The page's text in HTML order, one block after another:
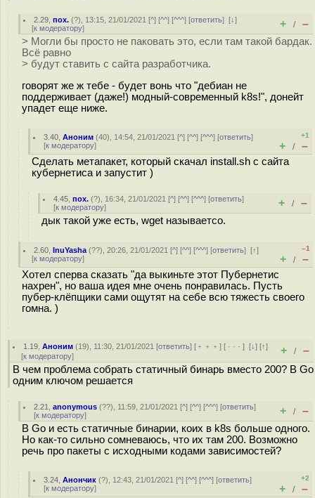
2.29 ,пох. (?), 13:15, 21/01/2021 [^] [^^] [^^^] [ответить][↓]
[к модератору] + / –
> Могли бы просто не паковать это, если там такой бардак.
Всё равно
> будут ставить с сайта разработчика.
говорят же ж тебе - будет вонь что "дебиан не
поддерживает (даже!) модный-современный k8s!", донейт
упадет еще ниже.
3.40 ,Аноним (40), 14:54, 21/01/2021 [^] [^^] [^^^] [ответить]
[к модератору]
+1
+ / –
Сделать метапакет, который скачал install.sh с сайта
кубернетиса и запустит )
4.45 ,пох. (?), 16:34, 21/01/2021 [^] [^^] [^^^] [ответить]
[к модератору] + / –
дык такой уже есть, wget называетсо.
2.60 ,InuYasha (??), 20:26, 21/01/2021 [^] [^^] [^^^] [ответить][↑]
[к модератору]
–1
+ / –
Хотел сперва сказать "да выкиньте этот Пубернетис
нахрен", но ваша идея мне очень понравилась. Пусть
пубер-клёпщики сами ощутят на себе всю тяжесть своего
гомна. )
1.19 ,Аноним (19), 11:30, 21/01/2021 [ответить] [ ﹢﹢﹢] [ · · ·][↓] [↑]
[к модератору] + / –
В чем проблема собрать статичный бинарь вместо 200? В Go
одним ключом решается
2.21 ,anonymous (??), 11:59, 21/01/2021 [^] [^^] [^^^] [ответить]
[к модератору] + / –
В Go и есть статичные бинарии, коих в k8s больше одного.
Но как-то сильно сомневаюсь, что их там 200. Возможно
речь про пакеты с исходными кодами зависимостей?
3.24 ,Анончик (?), 12:43, 21/01/2021 [^] [^^] [^^^] [ответить]
[к модератору]
+2
+ / –